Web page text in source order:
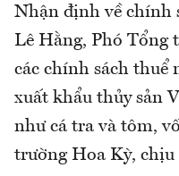
Nhận định về chính
Lê Hằng, Phó Tổng
các chính sách thuể
xuất khẩu thủy sản
như cá tra và tôm,
trường Hoa Kỳ, chịu